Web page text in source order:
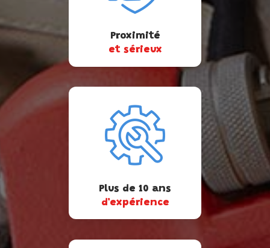
Proximité
et sérieux
Plus de 10 ans
d'expérience